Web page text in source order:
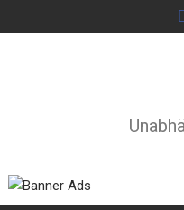
to